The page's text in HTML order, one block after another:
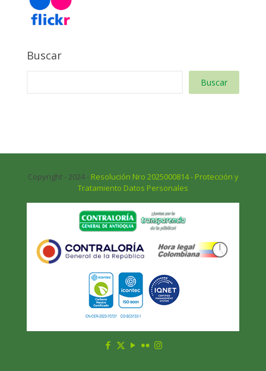
Buscar
Buscar
Copyright - 2024 - Resolución Nro 2025000814 - Protección y
Tratamiento Datos Personales